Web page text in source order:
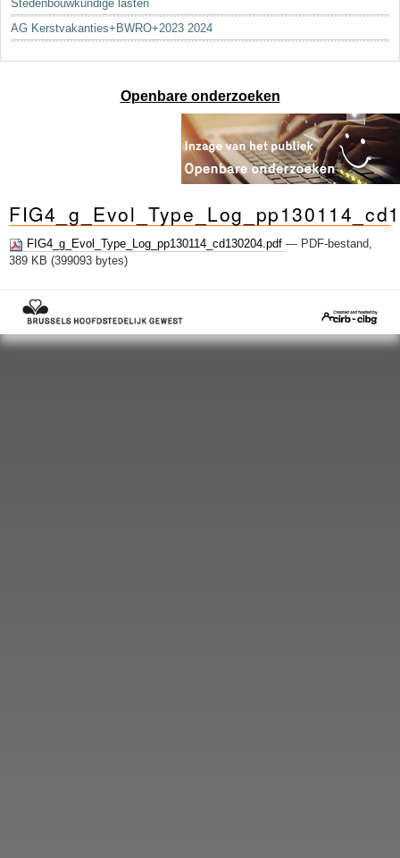
Stedenbouwkundige lasten
AG Kerstvakanties+BWRO+2023 2024
Openbare onderzoeken
FIG4_g_Evol_Type_Log_pp130114_cd130204.pdf — PDF-bestand,
389 KB (399093 bytes)